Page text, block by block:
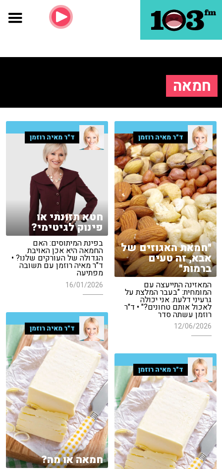
חמאה
ד"ר מאיה רוזמן
"חמאת האגוזים של
אבא, זה טעים
ברמות"
המאזינה התייעצה עם
המומחית: "בעבר המלצת על
גרעיני דלעת. אני יכולה
לאכול אותם טחונים?" • ד"ר
רוזמן עשתה סדר
12/06/2026
ד"ר מאיה רוזמן
חטא תזונתי או
פינוק לגיטימי?
בפינת המיתוסים: האם
החמאה היא אכן האויבת
הגדולה של העורקים שלנו? •
ד"ר מאיה רוזמן עם תשובה
מפתיעה
16/01/2026
ד"ר מאיה רוזמן
חמאה או מה?
ד"ר מאיה רוזמן